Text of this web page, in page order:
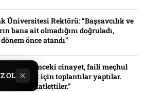
OL
Üniversitesi Rektörü: “Başsavcılık ve
bana ait olmadığını doğruladı,
önce atandı”
4 yıl önceki cinayet, faili meçhul
katletmek için toplantılar yaptılar.
katlettiler.”